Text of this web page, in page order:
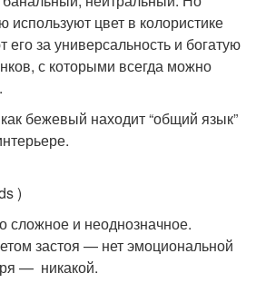
цвет в колористике
за универсальность и богатую
с которыми всегда можно
бежевый находит “общий язык”
)
сложное и неоднозначное.
застоя — нет эмоциональной
— никакой.